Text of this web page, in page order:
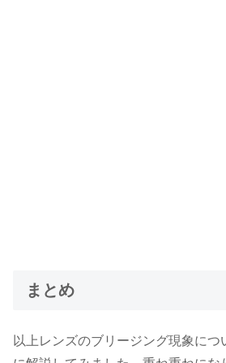
まとめ
以上レンズのブリージング現象に